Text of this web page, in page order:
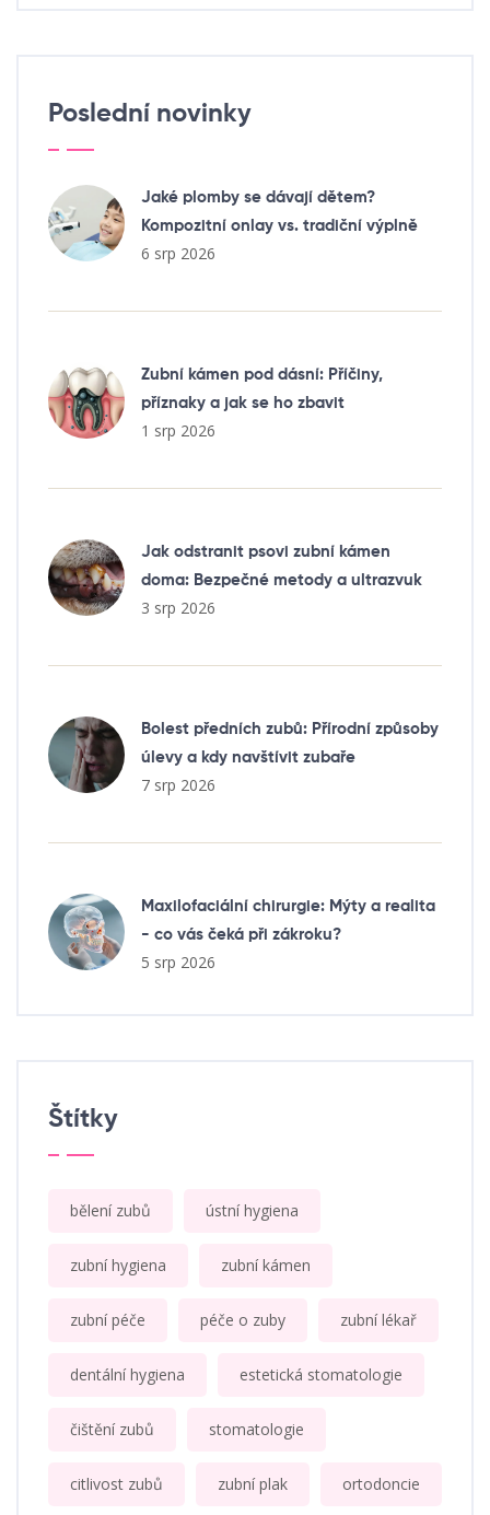
Poslední novinky
Jaké plomby se dávají dětem?
Kompozitní onlay vs. tradiční výplně
6 srp 2026
Zubní kámen pod dásní: Příčiny,
příznaky a jak se ho zbavit
1 srp 2026
Jak odstranit psovi zubní kámen
doma: Bezpečné metody a ultrazvuk
3 srp 2026
Bolest předních zubů: Přírodní způsoby
úlevy a kdy navštívit zubaře
7 srp 2026
Maxilofaciální chirurgie: Mýty a realita
- co vás čeká při zákroku?
5 srp 2026
Štítky
bělení zubů ústní hygiena
zubní hygiena zubní kámen
zubní péče péče o zuby zubní lékař
dentální hygiena estetická stomatologie
čištění zubů stomatologie
citlivost zubů zubní plak ortodoncie